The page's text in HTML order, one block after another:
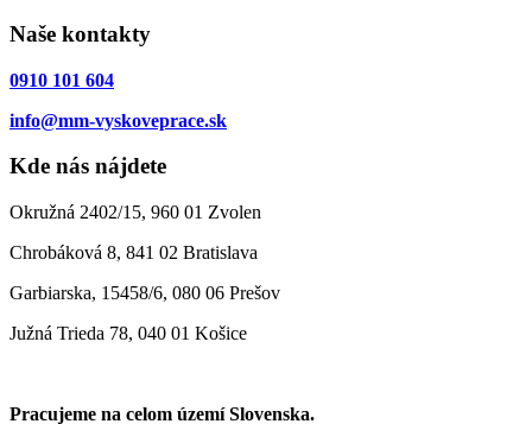
Naše kontakty
0910 101 604
info@mm-vyskoveprace.sk
Kde nás nájdete
Okružná 2402/15, 960 01 Zvolen
Chrobáková 8, 841 02 Bratislava
Garbiarska, 15458/6, 080 06 Prešov
Južná Trieda 78, 040 01 Košice
Pracujeme na celom území Slovenska.